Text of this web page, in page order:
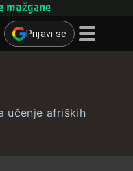
možgane
Prijavi se
učenje afriških